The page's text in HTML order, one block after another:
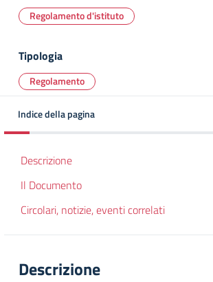
Regolamento d'istituto
Tipologia
Regolamento
Indice della pagina
Descrizione
Il Documento
Circolari, notizie, eventi correlati
Descrizione